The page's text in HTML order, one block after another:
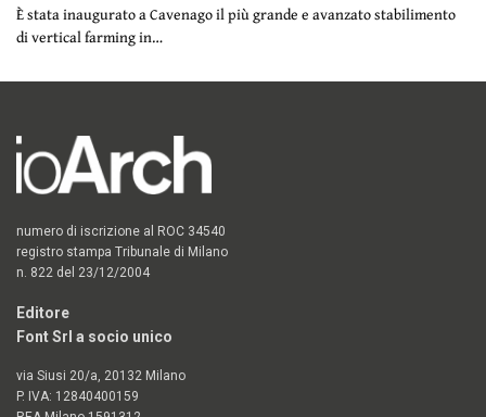
È stata inaugurato a Cavenago il più grande e avanzato stabilimento
di vertical farming in…
numero di iscrizione al ROC 34540
registro stampa Tribunale di Milano
n. 822 del 23/12/2004
Editore
Font Srl a socio unico
via Siusi 20/a, 20132 Milano
P. IVA: 12840400159